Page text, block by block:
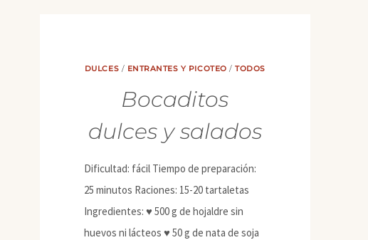
DULCES / ENTRANTES Y PICOTEO /TODOS
Bocaditos
dulces y salados
Dificultad: fácil Tiempo de preparación:
25 minutos Raciones: 15-20 tartaletas
Ingredientes: ♥ 500 g de hojaldre sin
huevos ni lácteos ♥ 50 g de nata de soja